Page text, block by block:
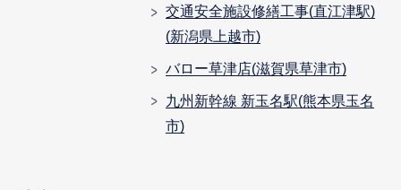
交通安全施設修繕工事(直江津駅)
(新潟県上越市)
バロー草津店(滋賀県草津市)
九州新幹線 新玉名駅(熊本県玉名
市)